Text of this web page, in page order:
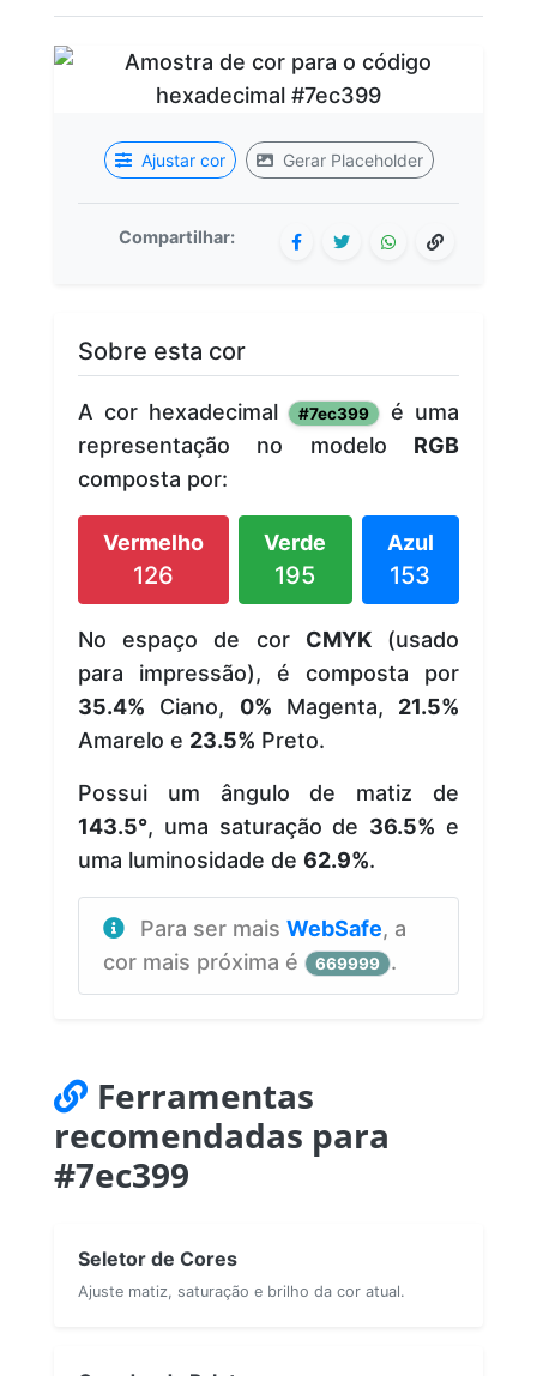
Ajustar cor Gerar Placeholder
Compartilhar:
Sobre esta cor
A cor hexadecimal #7ec399
é uma
representação no modelo RGB
composta por:
Vermelho
126
Verde
195
Azul
153
No espaço de cor CMYK(usado
para impressão), é composta por
35.4% Ciano, 0% Magenta, 21.5%
Amarelo e 23.5% Preto.
Possui um ângulo de matiz de
143.5°, uma saturação de 36.5% e
uma luminosidade de 62.9%.
Para ser mais WebSafe, a
cor mais próxima é
669999 .
Ferramentas
recomendadas para
#7ec399
Seletor de Cores
Ajuste matiz, saturação e brilho da cor atual.